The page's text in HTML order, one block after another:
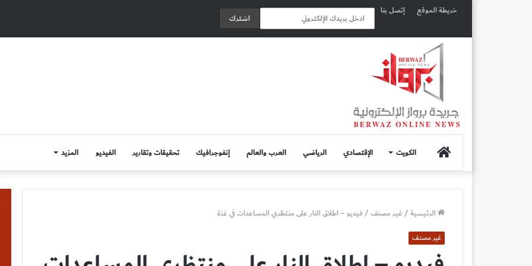
خريطة الموقع إتصل بنا
الصفحة
الرئيسية
الكويت الإقتصادي الرياضي العرب والعالم إنفوجرافيك تحقيقات وتقارير الفيديو المزيد
الرئيسية/غير مصنف/فيديو – اطلاق النار على منتظري المساعدات في غزة
غير مصنف